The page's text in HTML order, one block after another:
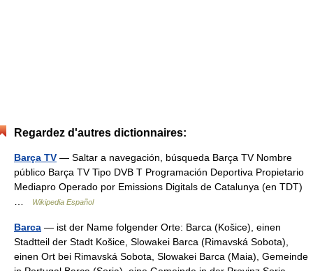
Regardez d'autres dictionnaires:
Barça TV — Saltar a navegación, búsqueda Barça TV Nombre
público Barça TV Tipo DVB T Programación Deportiva Propietario
Mediapro Operado por Emissions Digitals de Catalunya (en TDT)
Wikipedia Español
Barca — ist der Name folgender Orte: Barca (Košice), einen
Stadtteil der Stadt Košice, Slowakei Barca (Rimavská Sobota),
einen Ort bei Rimavská Sobota, Slowakei Barca (Maia), Gemeinde